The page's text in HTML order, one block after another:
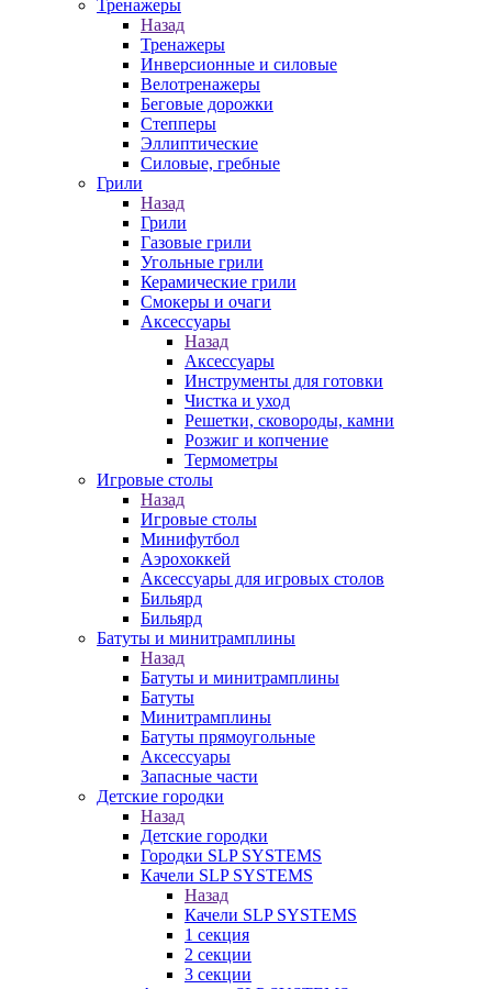
Тренажеры
Назад
Тренажеры
Инверсионные и силовые
Велотренажеры
Беговые дорожки
Степперы
Эллиптические
Силовые, гребные
Грили
Назад
Грили
Газовые грили
Угольные грили
Керамические грили
Смокеры и очаги
Аксессуары
Назад
Аксессуары
Инструменты для готовки
Чистка и уход
Решетки, сковороды, камни
Розжиг и копчение
Термометры
Игровые столы
Назад
Игровые столы
Минифутбол
Аэрохоккей
Аксессуары для игровых столов
Бильяpд
Бильяpд
Батуты и минитрамплины
Назад
Батуты и минитрамплины
Батуты
Минитрамплины
Батуты прямоугольные
Аксессуары
Запасные части
Детские городки
Назад
Детские городки
Городки SLP SYSTEMS
Качели SLP SYSTEMS
Назад
Качели SLP SYSTEMS
1 секция
2 секции
3 секции